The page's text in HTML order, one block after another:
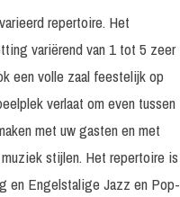
repertoire. Het
variërend van 1 tot 5 zeer
een volle zaal feestelijk op
verlaat om even tussen
met uw gasten en met
stijlen. Het repertoire is
en Engelstalige Jazz en Pop-